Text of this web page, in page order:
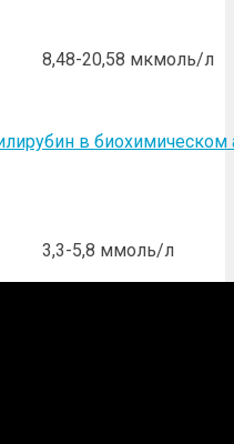
8,48-20,58 мкмоль/л
в биохимическом
3,3-5,8 ммоль/л